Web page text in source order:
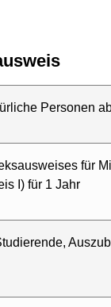
Personen
für
I) für 1 Jahr